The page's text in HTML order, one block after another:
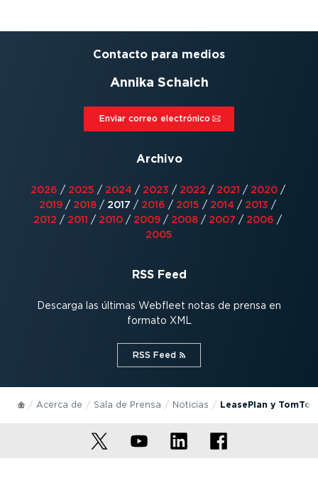
Contacto para medios
Annika Schaich
Enviar correo electrónico⁠
Archivo
2026 / 2025 / 2024 / 2023 / 2022 / 2021 / 2020/
2019 / 2018 / 2017 / 2016 / 2015 / 2014 / 2013 /
2012 / 2011 / 2010 / 2009 / 2008 / 2007 / 2006 /
2005
RSS Feed
Descarga las últimas Webfleet notas de prensa en
formato XML
RSS Feed⁠
Acerca de Sala de Prensa Noticias LeasePlan y